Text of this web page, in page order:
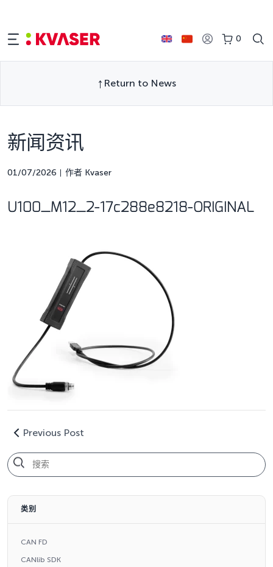
0
Return to News
新闻资讯
01/07/2026 作者 Kvaser
U100_M12_2-17c288e8218-ORIGINAL
Previous Post
类别
CAN FD
CANlib SDK